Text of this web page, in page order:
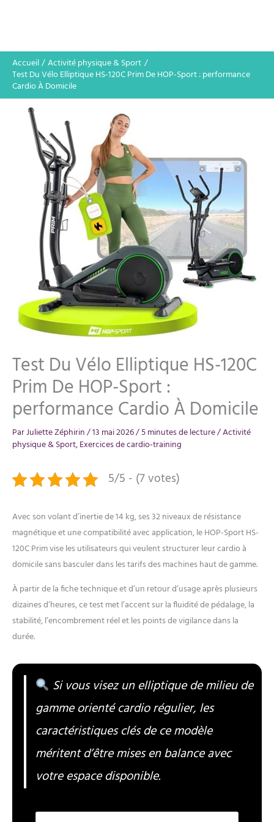
Accueil
Activité physique & Sport
Test Du Vélo Elliptique HS-120C Prim De HOP-Sport : performance
Cardio À Domicile
Test Du Vélo Elliptique HS-120C
Prim De HOP-Sport :
performance Cardio À Domicile
ParJuliette Zéphirin/13 mai 2026/5 minutes de lecture/Activité
physique & Sport,Exercices de cardio-training
5/5 - (7 votes)
Avec son volant d’inertie de 14 kg, ses 32 niveaux de résistance
magnétique et une compatibilité avec application, le HOP-Sport HS-
120C Prim vise les utilisateurs qui veulent structurer leur cardio à
domicile sans basculer dans les tarifs des machines haut de gamme.
À partir de la fiche technique et d’un retour d’usage après plusieurs
dizaines d’heures, ce test met l’accent sur la fluidité de pédalage, la
stabilité, l’encombrement réel et les points de vigilance dans la
durée.
Si vous visez un elliptique de milieu de
gamme orienté cardio régulier, les
caractéristiques clés de ce modèle
méritent d’être mises en balance avec
votre espace disponible.